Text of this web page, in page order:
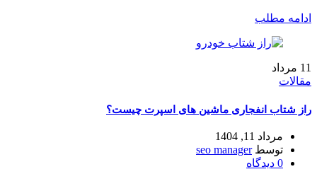
ادامه مطلب
11 مرداد
مقالات
راز شتاب انفجاری ماشین‌ های اسپرت چیست؟
مرداد 11, 1404
توسط seo manager
0 دیدگاه